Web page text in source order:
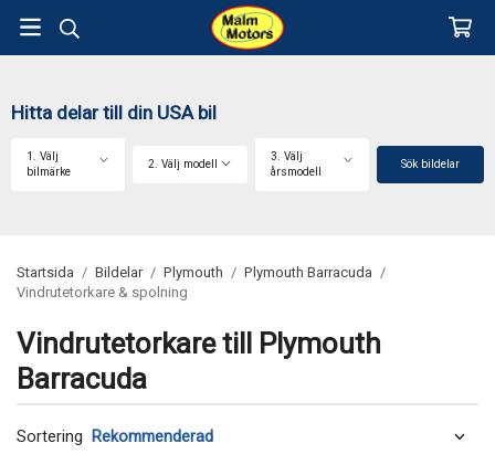
Hitta delar till din USA bil
1. Välj
bilmärke
2. Välj modell
3. Välj
årsmodell
Sök bildelar
Startsida / Bildelar / Plymouth / Plymouth Barracuda /
Vindrutetorkare & spolning
Vindrutetorkare till Plymouth
Barracuda
Sortering